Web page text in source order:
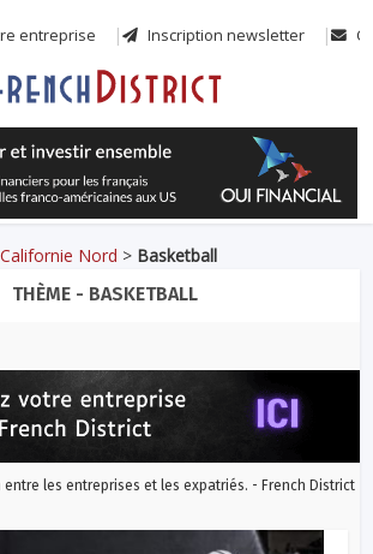
entreprise Inscription newsletter
Californie Nord > Basketball
THÈME - BASKETBALL
entre les entreprises et les expatriés. - French District